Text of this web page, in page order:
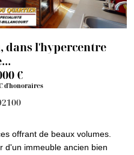
dans l'hypercentre
€
d'honoraires
offrant de beaux volumes.
d'un immeuble ancien bien